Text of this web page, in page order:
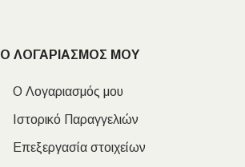
Ο ΛΟΓΑΡΙΑΣΜΟΣ ΜΟΥ
Ο Λογαριασμός μου
Ιστορικό Παραγγελιών
Επεξεργασία στοιχείων